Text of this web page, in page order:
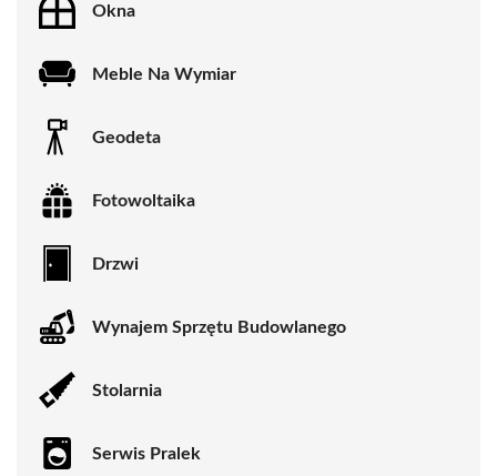
Okna
Meble Na Wymiar
Geodeta
Fotowoltaika
Drzwi
Wynajem Sprzętu Budowlanego
Stolarnia
Serwis Pralek